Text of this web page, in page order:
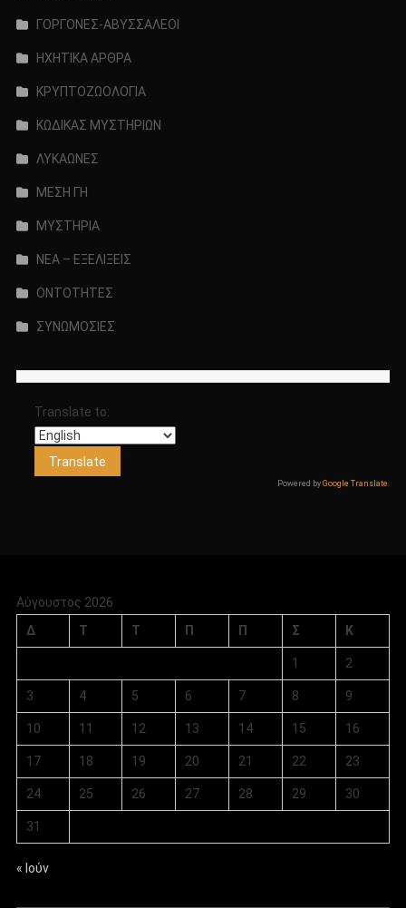
ΓΟΡΓΟΝΕΣ-ΑΒΥΣΣΑΛΕΟΙ
ΗΧΗΤΙΚΑ ΑΡΘΡΑ
ΚΡΥΠΤΟΖΩΟΛΟΓΙΑ
ΚΩΔΙΚΑΣ ΜΥΣΤΗΡΙΩΝ
ΛΥΚΑΩΝΕΣ
ΜΕΣΗ ΓΗ
ΜΥΣΤΗΡΙΑ
ΝΕΑ – ΕΞΕΛΙΞΕΙΣ
ΟΝΤΟΤΗΤΕΣ
ΣΥΝΩΜΟΣΙΕΣ
Translate to:
Powered byGoogle Translate .
Αύγουστος 2026
Δ
Τ Τ Π Π Σ Κ
1 2
3 4 5 6 7 8 9
10 11 12 13 14 15 16
17 18 19 20 21 22 23
24 25 26 27 28 29 30
31
« Ιούν